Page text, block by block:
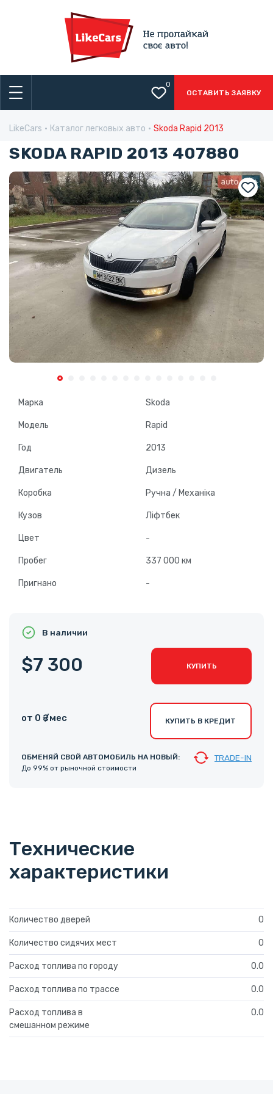
0
ОСТАВИТЬ ЗАЯВКУ
LikeCars Каталог легковых авто Skoda Rapid 2013
SKODA RAPID 2013 407880
Марка Skoda
Модель Rapid
Год 2013
Двигатель Дизель
Коробка Ручна / Механіка
Кузов Ліфтбек
Цвет -
Пробег 337 000 км
Пригнано -
В наличии
$7 300 КУПИТЬ
от 0 ₴ /мес КУПИТЬ В КРЕДИТ
ОБМЕНЯЙ СВОЙ АВТОМОБИЛЬ НА НОВЫЙ:
До 99% от рыночной стоимости
TRADE-IN
Технические
характеристики
Количество дверей 0
Количество сидячих мест 0
Расход топлива по городу 0.0
Расход топлива по трассе 0.0
Расход топлива в
смешанном режиме
0.0